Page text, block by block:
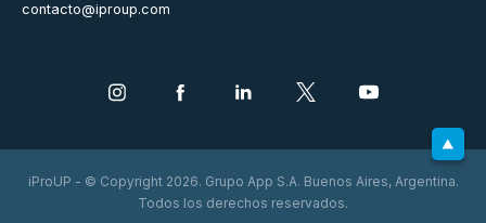
contacto@iproup.com
iProUP - © Copyright 2026. Grupo App S.A. Buenos Aires, Argentina.
Todos los derechos reservados.